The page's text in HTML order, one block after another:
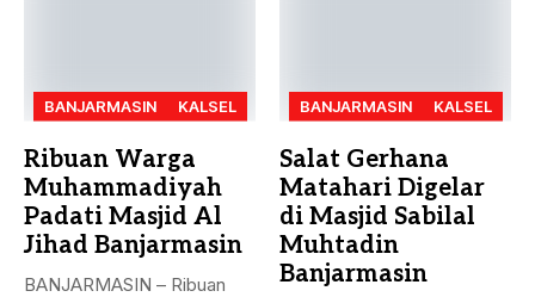
BANJARMASIN KALSEL
Ribuan Warga
Muhammadiyah
Padati Masjid Al
Jihad Banjarmasin
BANJARMASIN – Ribuan
BANJARMASIN KALSEL
Salat Gerhana
Matahari Digelar
di Masjid Sabilal
Muhtadin
Banjarmasin